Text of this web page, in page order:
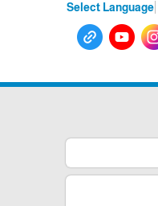
Select Language